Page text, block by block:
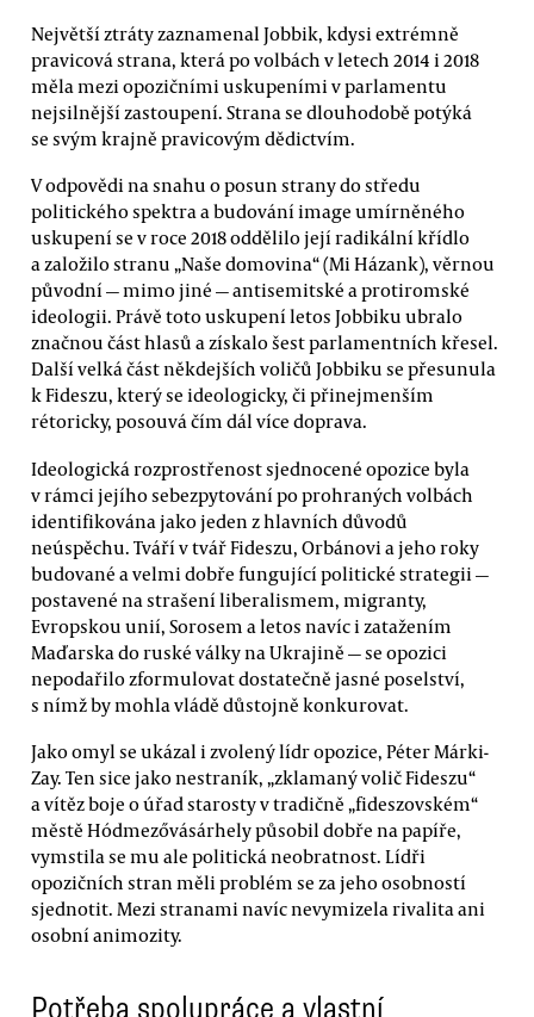
Největší ztráty zaznamenal Jobbik, kdysi extrémně
pravicová strana, která po volbách v letech 2014 i 2018
měla mezi opozičními uskupeními v parlamentu
nejsilnější zastoupení. Strana se dlouhodobě potýká
se svým krajně pravicovým dědictvím.
V odpovědi na snahu o posun strany do středu
politického spektra a budování image umírněného
uskupení se v roce 2018 oddělilo její radikální křídlo
a založilo stranu „Naše domovina“ (Mi Házank), věrnou
původní — mimo jiné — antisemitské a protiromské
ideologii. Právě toto uskupení letos Jobbiku ubralo
značnou část hlasů a získalo šest parlamentních křesel.
Další velká část někdejších voličů Jobbiku se přesunula
k Fideszu, který se ideologicky, či přinejmenším
rétoricky, posouvá čím dál více doprava.
Ideologická rozprostřenost sjednocené opozice byla
v rámci jejího sebezpytování po prohraných volbách
identifikována jako jeden z hlavních důvodů
neúspěchu. Tváří v tvář Fideszu, Orbánovi a jeho roky
budované a velmi dobře fungující politické strategii —
postavené na strašení liberalismem, migranty,
Evropskou unií, Sorosem a letos navíc i zatažením
Maďarska do ruské války na Ukrajině — se opozici
nepodařilo zformulovat dostatečně jasné poselství,
s nímž by mohla vládě důstojně konkurovat.
Jako omyl se ukázal i zvolený lídr opozice, Péter Márki-
Zay. Ten sice jako nestraník, „zklamaný volič Fideszu“
a vítěz boje o úřad starosty v tradičně „fideszovském“
městě Hódmezővásárhely působil dobře na papíře,
vymstila se mu ale politická neobratnost. Lídři
opozičních stran měli problém se za jeho osobností
sjednotit. Mezi stranami navíc nevymizela rivalita ani
osobní animozity.
Potřeba spolupráce a vlastní